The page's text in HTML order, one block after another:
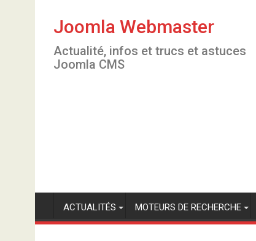
Joomla Webmaster
Actualité, infos et trucs et astuces
Joomla CMS
ACTUALITÉS MOTEURS DE RECHERCHE